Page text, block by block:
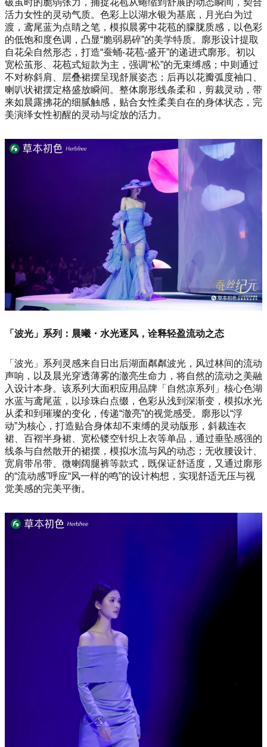
破茧时的脆弱张力，捕捉花苞从蜷缩到舒展的动态瞬间，契合
活力女性的灵动气质。色彩上以湖水银为基底，月光白为过
渡，鸢尾蓝为点睛之笔，模拟晨雾中花苞的朦胧质感，以色彩
的低饱和度色调，凸显“脆弱易碎”的美学特质。廓形设计提取
自花朵自然形态，打造“蚕蛹-花苞-盛开”的递进式廓形。初以
宽松茧形、花苞式短款为主，强调“松”的无束缚感；中则通过
不对称斜肩、层叠裙摆呈现舒展姿态；后再以花瓣弧度袖口、
喇叭状裙摆定格盛放瞬间。整体廓形线条柔和，剪裁灵动，带
来如晨露拂花的细腻触感，贴合女性柔美自在的身体状态，完
美演绎女性初醒的灵动与绽放的活力。
「波光」系列：晨曦・水光逐风，诠释轻盈流动之态
「波光」系列灵感来自日出后湖面粼粼波光，风过林间的流动
声响，以及晨光穿透薄雾的澈亮生命力，将自然的流动之美融
入设计本身。该系列大面积应用品牌「自然凉系列」核心色湖
水蓝与鸢尾蓝，以珍珠白点缀，色彩从浅到深渐变，模拟水光
从柔和到璀璨的变化，传递“澈亮”的视觉感受。廓形以“浮
动”为核心，打造贴合身体却不束缚的灵动版形，斜裁连衣
裙、百褶半身裙、宽松镂空针织上衣等单品，通过垂坠感强的
线条与自然散开的裙摆，模拟水流与风的动态；无收腰设计、
宽肩带吊带、微喇阔腿裤等款式，既保证舒适度，又通过廓形
的“流动感”呼应“风一样的鸣”的设计构想，实现舒适无压与视
觉美感的完美平衡。